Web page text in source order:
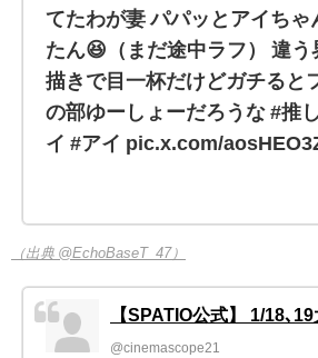
てたわが妻 パパッとアイちゃ
たん😆（まだ途中ラフ） 違う
描きで目一杯だけどガチると
の部ゆーしょーだろうな #推
イ #アイ pic.x.com/
（出典 @EchoBaseT_47）
【SPATIO公式】 1/18､
@cinemascope21